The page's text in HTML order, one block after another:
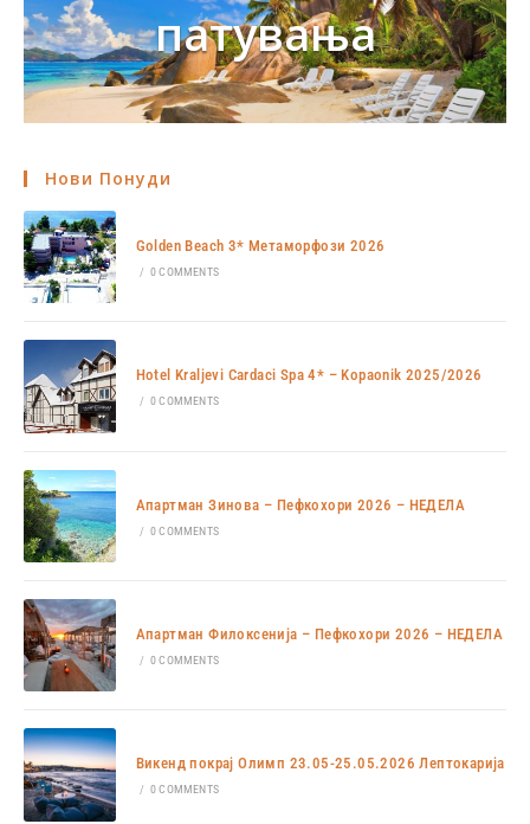
патувања
Нови Понуди
Golden Beach 3* Метаморфози 2026
/ 0 COMMENTS
Hotel Kraljevi Cardaci Spa 4* – Kopaonik 2025/2026
/ 0 COMMENTS
Апартман Зинова – Пефкохори 2026 – НЕДЕЛА
/ 0 COMMENTS
Апартман Филоксенија – Пефкохори 2026 – НЕДЕЛА
/ 0 COMMENTS
Викенд покрај Олимп 23.05-25.05.2026 Лептокарија
/ 0 COMMENTS